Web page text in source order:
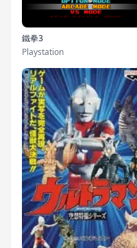
鐵拳3
Playstation